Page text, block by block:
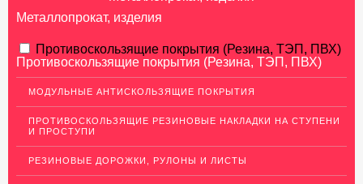
Металлопрокат, изделия
АЛЮМИНИЕВЫЙ ПРОКАТ
НЕРЖАВЕЮЩАЯ СТАЛЬ
МЕДНЫЙ ПРОКАТ
ЛАТУННЫЙ ПРОКАТ
ДЕКОР НЕРЖАВЕЙКА
Противоскользящие покрытия (Резина, ТЭП, ПВХ)
Противоскользящие покрытия (Резина, ТЭП, ПВХ)
МОДУЛЬНЫЕ АНТИСКОЛЬЗЯЩИЕ ПОКРЫТИЯ
ПРОТИВОСКОЛЬЗЯЩИЕ РЕЗИНОВЫЕ НАКЛАДКИ НА СТУПЕНИ
И ПРОСТУПИ
РЕЗИНОВЫЕ ДОРОЖКИ, РУЛОНЫ И ЛИСТЫ